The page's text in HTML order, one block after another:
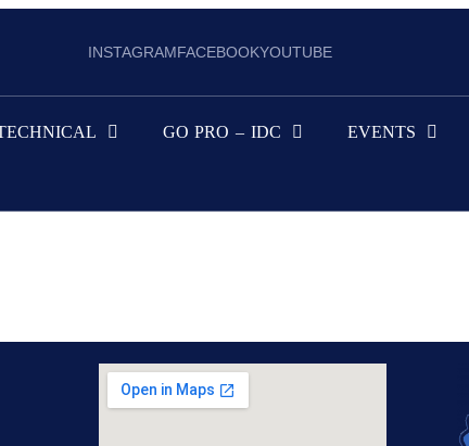
INSTAGRAMFACEBOOKYOUTUBE
GO PRO – IDC EVENTS